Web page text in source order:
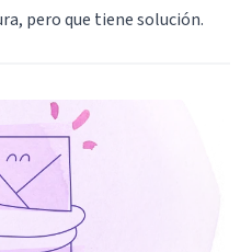
pero que tiene solución.